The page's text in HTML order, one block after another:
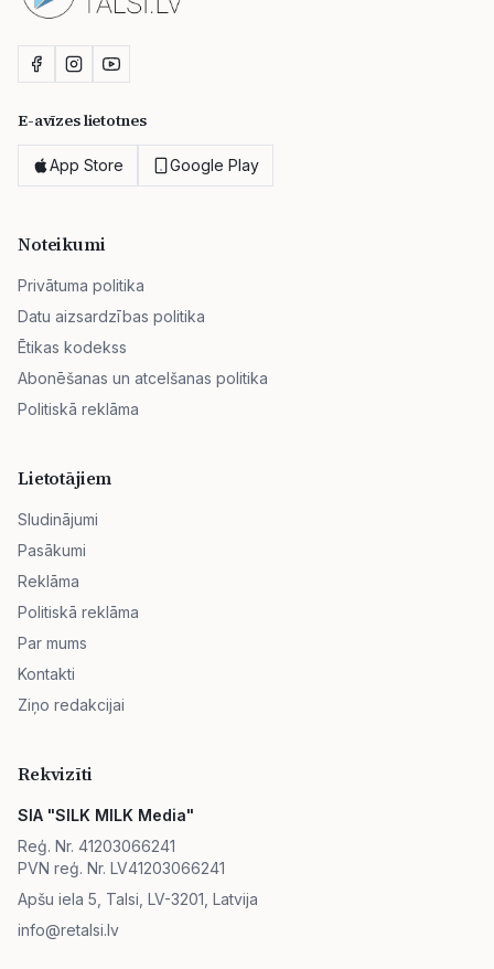
E-avīzes lietotnes
App Store Google Play
Noteikumi
Privātuma politika
Datu aizsardzības politika
Ētikas kodekss
Abonēšanas un atcelšanas politika
Politiskā reklāma
Lietotājiem
Sludinājumi
Pasākumi
Reklāma
Politiskā reklāma
Par mums
Kontakti
Ziņo redakcijai
Rekvizīti
SIA "SILK MILK Media"
Reģ. Nr. 41203066241
PVN reģ. Nr. LV41203066241
Apšu iela 5, Talsi, LV-3201, Latvija
info@retalsi.lv